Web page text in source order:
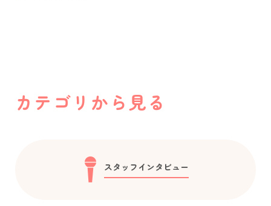
カテゴリから見る
スタッフインタビュー